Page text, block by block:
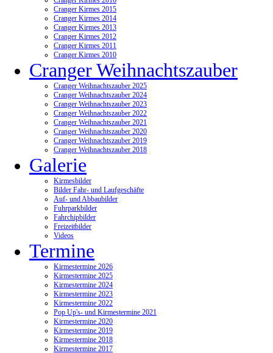
Cranger Kirmes 2015
Cranger Kirmes 2014
Cranger Kirmes 2013
Cranger Kirmes 2012
Cranger Kirmes 2011
Cranger Kirmes 2010
Cranger Weihnachtszauber
Cranger Weihnachtszauber 2025
Cranger Weihnachtszauber 2024
Cranger Weihnachtszauber 2023
Cranger Weihnachtszauber 2022
Cranger Weihnachtszauber 2021
Cranger Weihnachtszauber 2020
Cranger Weihnachtszauber 2019
Cranger Weihnachtszauber 2018
Galerie
Kirmesbilder
Bilder Fahr- und Laufgeschäfte
Auf- und Abbaubilder
Fuhrparkbilder
Fahrchipbilder
Freizeitbilder
Videos
Termine
Kirmestermine 2026
Kirmestermine 2025
Kirmestermine 2024
Kirmestermine 2023
Kirmestermine 2022
Pop Up's- und Kirmestermine 2021
Kirmestermine 2020
Kirmestermine 2019
Kirmestermine 2018
Kirmestermine 2017